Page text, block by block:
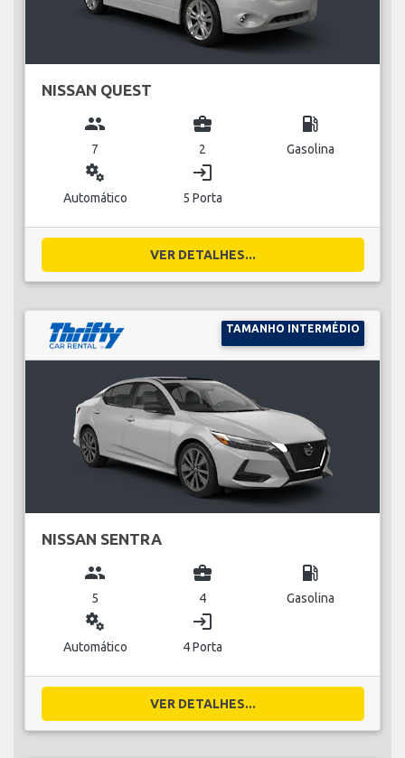
NISSAN QUEST
group
7
business_center
2
local_gas_station
Gasolina
miscellaneous_services
Automático
login
5 Porta
VER DETALHES...
TAMANHO INTERMÉDIO
NISSAN SENTRA
group
5
business_center
4
local_gas_station
Gasolina
miscellaneous_services
Automático
login
4 Porta
VER DETALHES...